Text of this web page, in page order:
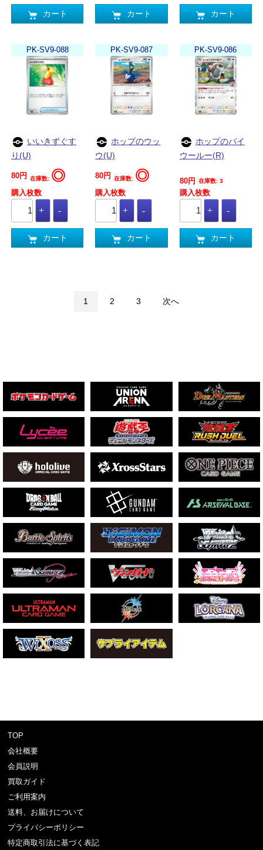
カート カート カート
PK-SV9-088
いいきずぐす
り(U)
80円 在庫数: ◎
購入枚数
カート
PK-SV9-087
ホップのウッ
ウ(U)
80円 在庫数: ◎
購入枚数
カート
PK-SV9-086
ホップのバイ
ウールー(R)
80円 在庫数: 3
購入枚数
カート
1 2 3 次へ
TOP
会社概要
会員説明
買取ガイド
ご利用案内
送料、お届けについて
プライバシーポリシー
特定商取引法に基づく表記